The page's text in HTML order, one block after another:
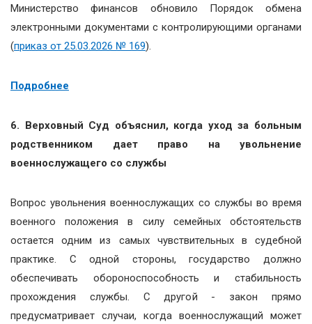
Министерство финансов обновило Порядок обмена
электронными документами с контролирующими органами
(приказ от 25.03.2026 № 169).
Подробнее
6. Верховный Суд объяснил, когда уход за больным
родственником дает право на увольнение
военнослужащего со службы
Вопрос увольнения военнослужащих со службы во время
военного положения в силу семейных обстоятельств
остается одним из самых чувствительных в судебной
практике. С одной стороны, государство должно
обеспечивать обороноспособность и стабильность
прохождения службы. С другой - закон прямо
предусматривает случаи, когда военнослужащий может